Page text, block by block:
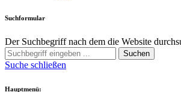
Suchformular
Der Suchbegriff nach dem die Website
Suchen
Suche schließen
Hauptmenü: